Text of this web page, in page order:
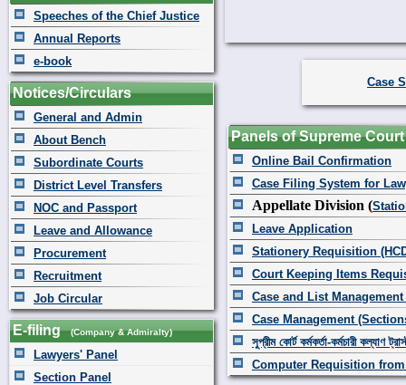
Speeches of the Chief Justice
Annual Reports
e-book
Notices/Circulars
General and Admin
About Bench
Subordinate Courts
District Level Transfers
NOC and Passport
Leave and Allowance
Procurement
Recruitment
Job Circular
E-filing (Company & Admiralty)
Lawyers' Panel
Section Panel
Case
Panels of Supreme Court
Online Bail Confirmation
Case Filing System for
Appellate Division (
Leave Application
Stationery Requisition
Court Keeping Items
Case and List Management
Case Management
সুপ্রীম কোর্ট কর্মকর্তা-কর্মচারী কল্যাণ
Computer Requisition